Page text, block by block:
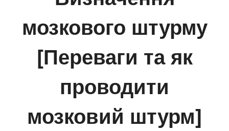
мозкового штурму
[Переваги та як
проводити
мозковий штурм]